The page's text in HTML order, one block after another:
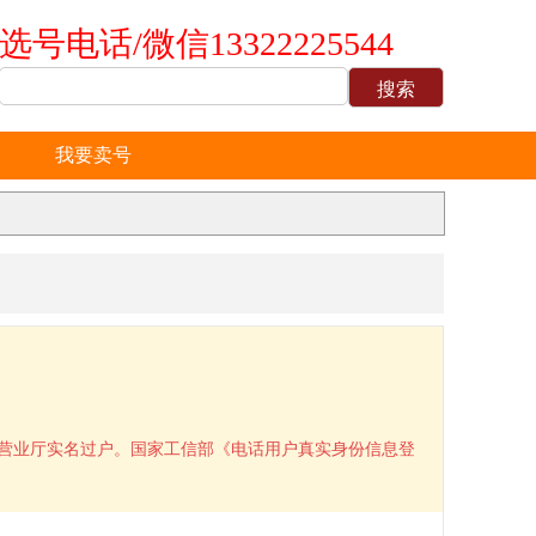
选号电话/微信13322225544
我要卖号
业厅实名过户。国家工信部《电话用户真实身份信息登